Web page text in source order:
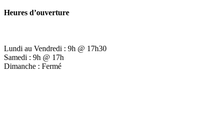
Heures d’ouverture
Lundi au Vendredi : 9h @ 17h30
Samedi : 9h @ 17h
Dimanche : Fermé